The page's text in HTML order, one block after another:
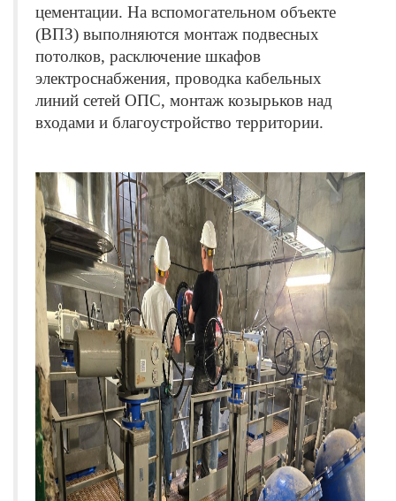
цементации. На вспомогательном объекте
(ВПЗ) выполняются монтаж подвесных
потолков, расключение шкафов
электроснабжения, проводка кабельных
линий сетей ОПС, монтаж козырьков над
входами и благоустройство территории.